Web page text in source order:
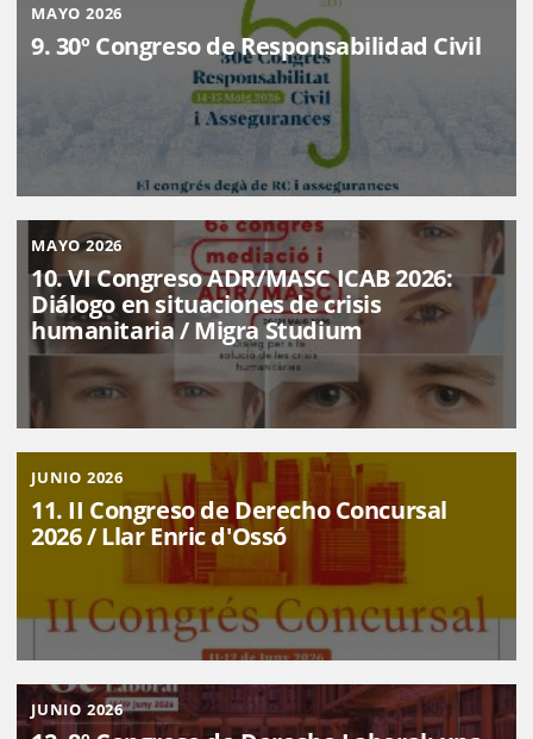
MAYO 2026
9. 30º Congreso de Responsabilidad Civil
MAYO 2026
10. VI Congreso ADR/MASC ICAB 2026:
Diálogo en situaciones de crisis
humanitaria / Migra Studium
JUNIO 2026
11. II Congreso de Derecho Concursal
2026 / Llar Enric d'Ossó
JUNIO 2026